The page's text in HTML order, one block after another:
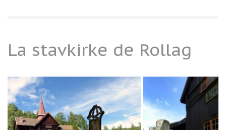
La stavkirke de Rollag